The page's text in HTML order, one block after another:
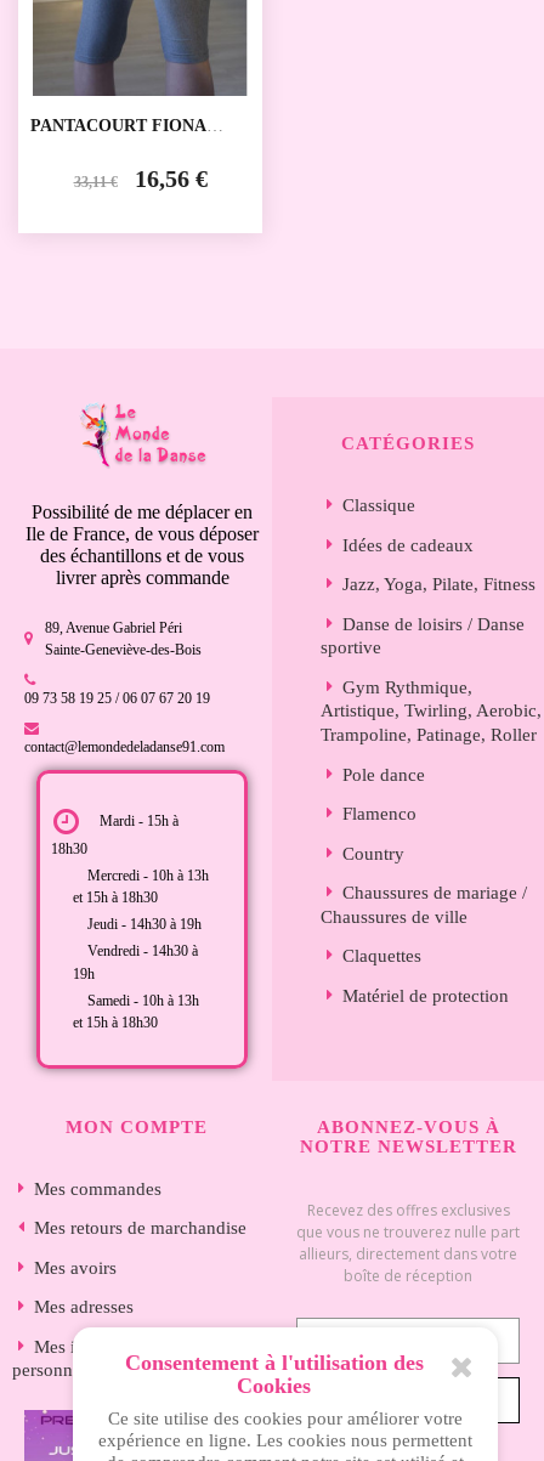
PANTACOURT FIONA
33,11 € 16,56 €
Possibilité de me déplacer en
Ile de France, de vous déposer
des échantillons et de vous
livrer après commande
89, Avenue Gabriel Péri
Sainte-Geneviève-des-Bois
09 73 58 19 25 / 06 07 67 20 19
contact@lemondedeladanse91.com
Mardi - 15h à
18h30
Mercredi - 10h à 13h
et 15h à 18h30
Jeudi - 14h30 à 19h
Vendredi - 14h30 à
19h
Samedi - 10h à 13h
et 15h à 18h30
CATÉGORIES
Classique
Idées de cadeaux
Jazz, Yoga, Pilate, Fitness
Danse de loisirs / Danse
sportive
Gym Rythmique,
Artistique, Twirling, Aerobic,
Trampoline, Patinage, Roller
Pole dance
Flamenco
Country
Chaussures de mariage /
Chaussures de ville
Claquettes
Matériel de protection
MON COMPTE
Mes commandes
Mes retours de marchandise
Mes avoirs
Mes adresses
Mes informations
personnelles
ABONNEZ-VOUS À
NOTRE NEWSLETTER
Recevez des offres exclusives
que vous ne trouverez nulle part
allieurs, directement dans votre
boîte de réception
Consentement à l'utilisation des
Cookies
Ce site utilise des cookies pour améliorer votre
expérience en ligne. Les cookies nous permettent